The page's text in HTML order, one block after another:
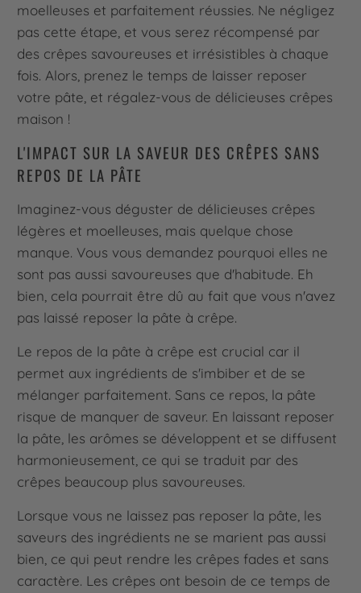
moelleuses et parfaitement réussies. Ne négligez
pas cette étape, et vous serez récompensé par
des crêpes savoureuses et irrésistibles à chaque
fois. Alors, prenez le temps de laisser reposer
votre pâte, et régalez-vous de délicieuses crêpes
maison !
L'IMPACT SUR LA SAVEUR DES CRÊPES SANS
REPOS DE LA PÂTE
Imaginez-vous déguster de délicieuses crêpes
légères et moelleuses, mais quelque chose
manque. Vous vous demandez pourquoi elles ne
sont pas aussi savoureuses que d'habitude. Eh
bien, cela pourrait être dû au fait que vous n'avez
pas laissé reposer la pâte à crêpe.
Le repos de la pâte à crêpe est crucial car il
permet aux ingrédients de s'imbiber et de se
mélanger parfaitement. Sans ce repos, la pâte
risque de manquer de saveur. En laissant reposer
la pâte, les arômes se développent et se diffusent
harmonieusement, ce qui se traduit par des
crêpes beaucoup plus savoureuses.
Lorsque vous ne laissez pas reposer la pâte, les
saveurs des ingrédients ne se marient pas aussi
bien, ce qui peut rendre les crêpes fades et sans
caractère. Les crêpes ont besoin de ce temps de